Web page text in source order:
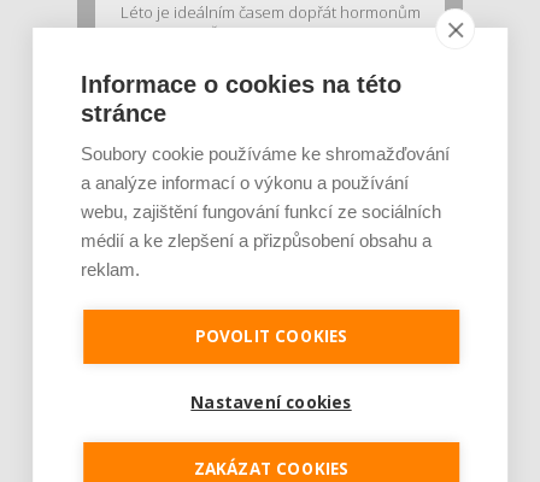
Léto je ideálním časem dopřát hormonům
malý restart. Čerstvé ovoce, zelenina nebo
Je jen pro sportovce, přiberu po něm a ve
stravě ho mám dostatek. Znáte nejčastějš [...]
v oblasti zdraví, výživy i dlouhověkosti. Přesto
Informace o cookies na této
stránce
Soubory cookie používáme ke shromažďování
a analýze informací o výkonu a používání
webu, zajištění fungování funkcí ze sociálních
médií a ke zlepšení a přizpůsobení obsahu a
reklam.
POVOLIT COOKIES
Nastavení cookies
ZAKÁZAT COOKIES